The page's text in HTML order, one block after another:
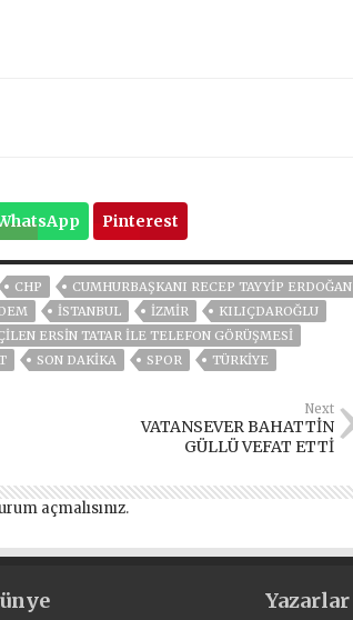
Pinterest
CHP
CUMHURBAŞKANI RECEP TAYYIP ERDOĞAN
ISTANBUL İZMIR
KILIÇDAROĞLU
ERSIN TATAR ILE TELEFON GÖRÜŞMESI
SON DAKIKA SPOR TÜRKİYE
Next
VATANSEVER BAHATTİN
GÜLLÜ VEFAT ETTİ
açmalısınız.
Yazarlar